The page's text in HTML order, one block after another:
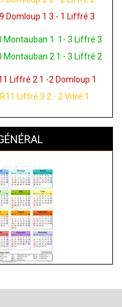
Domloup 1 3 - 1 Liffré 3
Montauban 1 1- 3 Liffré 3
Montauban 2 1 - 3 Liffré 2
Liffré 2 1 -2 Domloup 1
R11 Liffré 3 2 - 2 Vitré 1